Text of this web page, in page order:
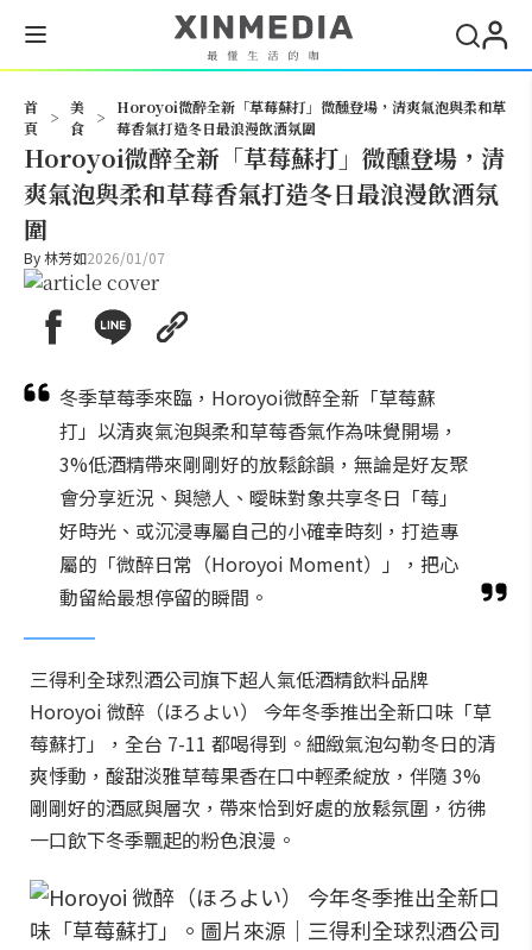
首
頁
>
美
食
>
Horoyoi微醉全新「草莓蘇打」微醺登場，清爽氣泡與柔和草
莓香氣打造冬日最浪漫飲酒氛圍
Horoyoi微醉全新「草莓蘇打」微醺登場，清
爽氣泡與柔和草莓香氣打造冬日最浪漫飲酒氛
圍
By林芳如2026/01/07
冬季草莓季來臨，Horoyoi微醉全新「草莓蘇
打」以清爽氣泡與柔和草莓香氣作為味覺開場，
3%低酒精帶來剛剛好的放鬆餘韻，無論是好友聚
會分享近況、與戀人、曖昧對象共享冬日「莓」
好時光、或沉浸專屬自己的小確幸時刻，打造專
屬的「微醉日常（Horoyoi Moment）」，把心
動留給最想停留的瞬間。
三得利全球烈酒公司旗下超人氣低酒精飲料品牌
Horoyoi 微醉（ほろよい） 今年冬季推出全新口味「草
莓蘇打」，全台 7-11 都喝得到。細緻氣泡勾勒冬日的清
爽悸動，酸甜淡雅草莓果香在口中輕柔綻放，伴隨 3%
剛剛好的酒感與層次，帶來恰到好處的放鬆氛圍，彷彿
一口飲下冬季飄起的粉色浪漫。